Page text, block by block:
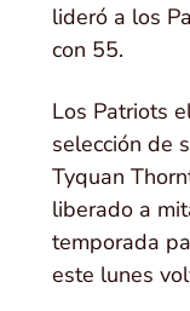
lideró a los
con 55.
Los Patriots
selección de
Tyquan
liberado a
temporada
este lunes